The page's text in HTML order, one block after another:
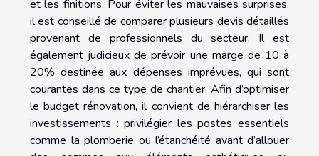
et les finitions. Pour éviter les mauvaises surprises,
il est conseillé de comparer plusieurs devis détaillés
provenant de professionnels du secteur. Il est
également judicieux de prévoir une marge de 10 à
20% destinée aux dépenses imprévues, qui sont
courantes dans ce type de chantier. Afin d’optimiser
le budget rénovation, il convient de hiérarchiser les
investissements : privilégier les postes essentiels
comme la plomberie ou l’étanchéité avant d’allouer